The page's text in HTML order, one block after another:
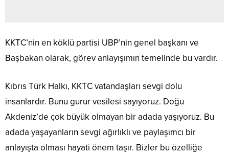
KKTC’nin en köklü partisi UBP’nin genel başkanı ve
Başbakan olarak, görev anlayışımın temelinde bu vardır.
Kıbrıs Türk Halkı, KKTC vatandaşları sevgi dolu
insanlardır. Bunu gurur vesilesi sayıyoruz. Doğu
Akdeniz’de çok büyük olmayan bir adada yaşıyoruz. Bu
adada yaşayanların sevgi ağırlıklı ve paylaşımcı bir
anlayışta olması hayati önem taşır. Bizler bu özelliğe